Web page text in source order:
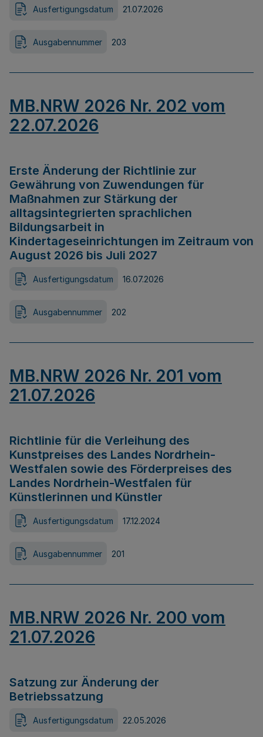
Ausfertigungsdatum 21.07.2026
Ausgabennummer 203
MB.NRW 2026 Nr. 202 vom
22.07.2026
Erste Änderung der Richtlinie zur
Gewährung von Zuwendungen für
Maßnahmen zur Stärkung der
alltagsintegrierten sprachlichen
Bildungsarbeit in
Kindertageseinrichtungen im Zeitraum von
August 2026 bis Juli 2027
Ausfertigungsdatum 16.07.2026
Ausgabennummer 202
MB.NRW 2026 Nr. 201 vom
21.07.2026
Richtlinie für die Verleihung des
Kunstpreises des Landes Nordrhein-
Westfalen sowie des Förderpreises des
Landes Nordrhein-Westfalen für
Künstlerinnen und Künstler
Ausfertigungsdatum 17.12.2024
Ausgabennummer 201
MB.NRW 2026 Nr. 200 vom
21.07.2026
Satzung zur Änderung der
Betriebssatzung
Ausfertigungsdatum 22.05.2026